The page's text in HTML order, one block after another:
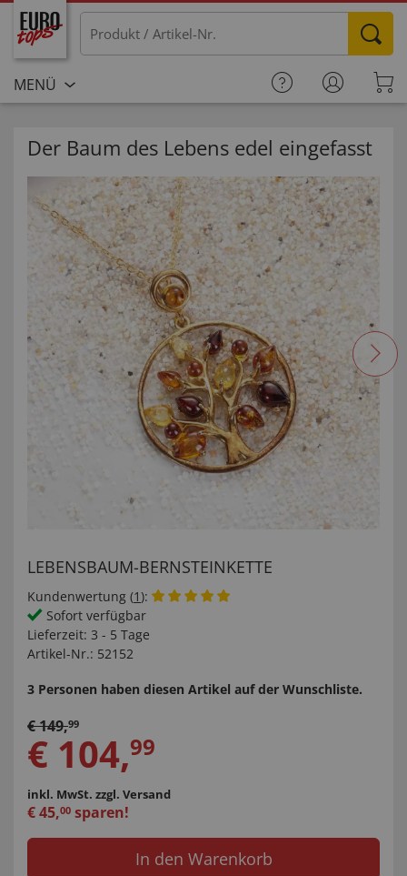
MENÜ
Der Baum des Lebens edel eingefasst
LEBENSBAUM-BERNSTEINKETTE
Kundenwertung (1):
Sofort verfügbar
Lieferzeit: 3 - 5 Tage
Artikel-Nr.: 52152
3 Personen haben diesen Artikel auf der Wunschliste.
€149,99
€ 104,99
inkl. MwSt. zzgl. Versand
€45,00 sparen!
In den Warenkorb